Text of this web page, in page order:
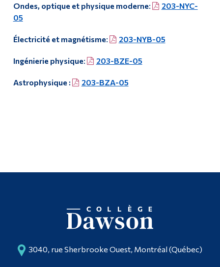
Activités
Ondes, optique et physique moderne:
203-NYC-
05
Électricité et magnétisme: 203-NYB-05
Ingénierie physique: 203-BZE-05
Astrophysique : 203-BZA-05
3040, rue Sherbrooke Ouest, Montréal (Québec)